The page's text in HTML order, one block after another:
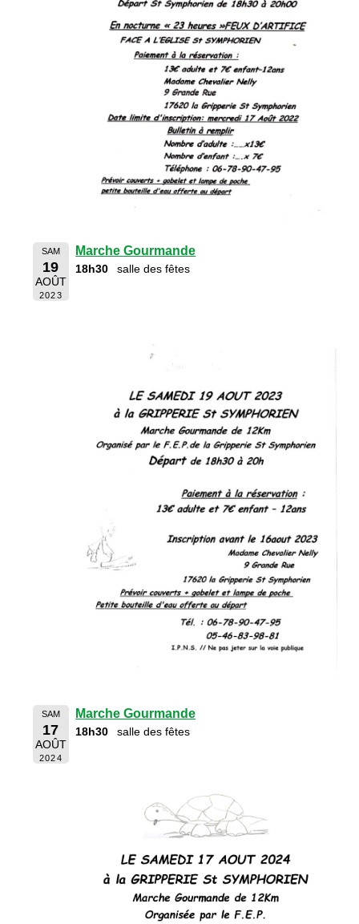
SAM
19
AOÛT
2023
Marche Gourmande
18h30 salle des fêtes
SAM
17
AOÛT
2024
Marche Gourmande
18h30 salle des fêtes